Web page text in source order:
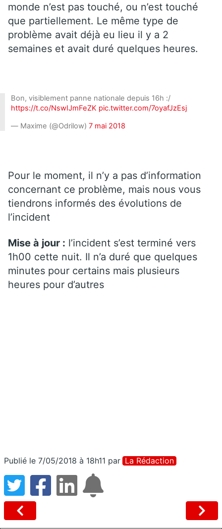
monde n’est pas touché, ou n’est touché
que partiellement. Le même type de
problème avait déjà eu lieu il y a 2
semaines et avait duré quelques heures.
Bon, visiblement panne nationale depuis 16h :/
https://t.co/NswIJmFeZK pic.twitter.com/7oyafJzEsj
— Maxime (@Odrilow) 7 mai 2018
Pour le moment, il n’y a pas d’information
concernant ce problème, mais nous vous
tiendrons informés des évolutions de
l’incident
Mise à jour : l’incident s’est terminé vers
1h00 cette nuit. Il n’a duré que quelques
minutes pour certains mais plusieurs
heures pour d’autres
Publié le 7/05/2018 à 18h11 par La Rédaction